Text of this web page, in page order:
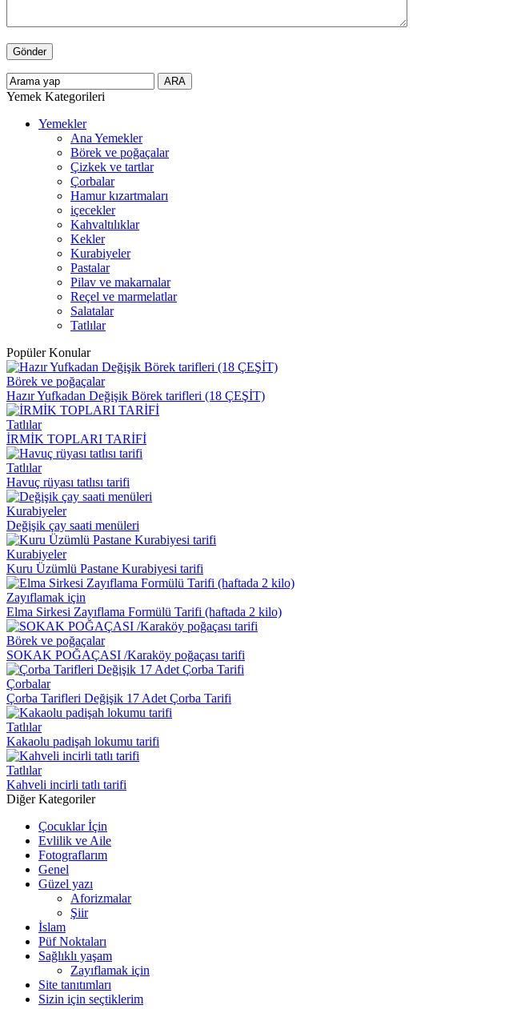
Yemek Kategorileri
Yemekler
Ana Yemekler
Börek ve poğaçalar
Çizkek ve tartlar
Çorbalar
Hamur kızartmaları
içecekler
Kahvaltılıklar
Kekler
Kurabiyeler
Pastalar
Pilav ve makarnalar
Reçel ve marmelatlar
Salatalar
Tatlılar
Popüler Konular
Börek ve poğaçalar
Hazır Yufkadan Değişik Börek tarifleri (18 ÇEŞİT)
Tatlılar
İRMİK TOPLARI TARİFİ
Tatlılar
Havuç rüyası tatlısı tarifi
Kurabiyeler
Değişik çay saati menüleri
Kurabiyeler
Kuru Üzümlü Pastane Kurabiyesi tarifi
Zayıflamak için
Elma Sirkesi Zayıflama Formülü Tarifi (haftada 2 kilo)
Börek ve poğaçalar
SOKAK POĞAÇASI /Karaköy poğaçası tarifi
Çorbalar
Çorba Tarifleri Değişik 17 Adet Çorba Tarifi
Tatlılar
Kakaolu padişah lokumu tarifi
Tatlılar
Kahveli incirli tatlı tarifi
Diğer Kategoriler
Çocuklar İçin
Evlilik ve Aile
Fotograflarım
Genel
Güzel yazı
Aforizmalar
Şiir
İslam
Püf Noktaları
Sağlıklı yaşam
Zayıflamak için
Site tanıtımları
Sizin için seçtiklerim